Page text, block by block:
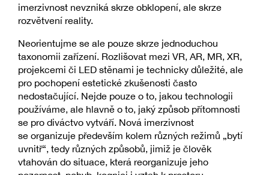
imerzivnost nevzniká skrze obklopení, ale skrze
rozvětvení reality.
Neorientujme se ale pouze skrze jednoduchou
taxonomii zařízení. Rozlišovat mezi VR, AR, MR, XR,
projekcemi či LED stěnami je technicky důležité, ale
pro pochopení estetické zkušenosti často
nedostačující. Nejde pouze o to, jakou technologii
používáme, ale hlavně o to, jaký způsob přítomnosti
se pro diváctvo vytváří. Nová imerzivnost
se organizuje především kolem různých režimů „bytí
uvnitř“, tedy různých způsobů, jimiž je člověk
vtahován do situace, která reorganizuje jeho